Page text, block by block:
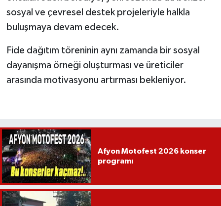
sosyal ve çevresel destek projeleriyle halkla
buluşmaya devam edecek.
Fide dağıtım töreninin aynı zamanda bir sosyal
dayanışma örneği oluşturması ve üreticiler
arasında motivasyonu artırması bekleniyor.
Afyon Motofest 2026 konser
programı